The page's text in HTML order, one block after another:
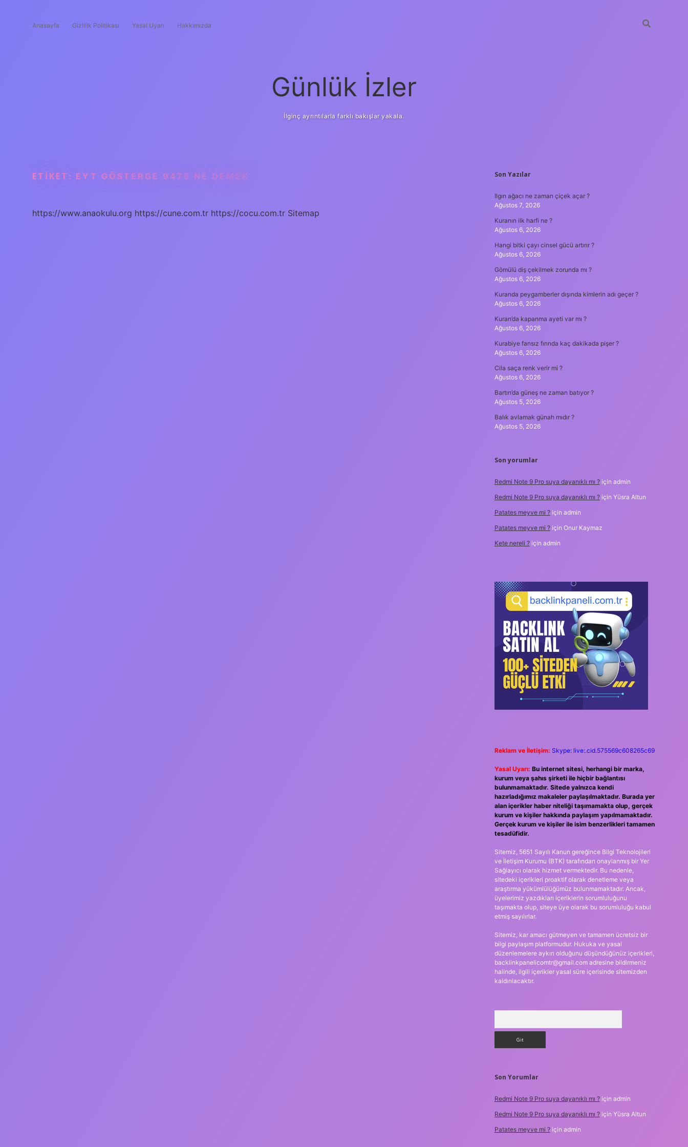
Anasayfa Gizlilik Politikası Yasal Uyarı Hakkımızda
Günlük İzler
İlginç ayrıntılarla farklı bakışlar yakala.
ETIKET: EYT GÖSTERGE 9475 NE DEMEK
https://www.anaokulu.org https://cune.com.tr https://cocu.com.tr Sitemap
SIDEBAR
Son Yazılar
Ilgın ağacı ne zaman çiçek açar ?
Ağustos 7, 2026
Kuranın ilk harfi ne ?
Ağustos 6, 2026
Hangi bitki çayı cinsel gücü artırır ?
Ağustos 6, 2026
Gömülü diş çekilmek zorunda mı ?
Ağustos 6, 2026
Kuranda peygamberler dışında kimlerin adı geçer ?
Ağustos 6, 2026
Kuran’da kapanma ayeti var mı ?
Ağustos 6, 2026
Kurabiye fansız fırında kaç dakikada pişer ?
Ağustos 6, 2026
Cila saça renk verir mi ?
Ağustos 6, 2026
Bartın’da güneş ne zaman batıyor ?
Ağustos 5, 2026
Balık avlamak günah mıdır ?
Ağustos 5, 2026
Son yorumlar
Redmi Note 9 Pro suya dayanıklı mı ?için admin
Redmi Note 9 Pro suya dayanıklı mı ?için Yüsra Altun
Patates meyve mi ?için admin
Patates meyve mi ?için Onur Kaymaz
Kete nereli ?için admin
Reklam ve İletişim: Skype: live:.cid.575569c608265c69
Yasal Uyarı: Bu internet sitesi, herhangi bir marka,
kurum veya şahıs şirketi ile hiçbir bağlantısı
bulunmamaktadır. Sitede yalnızca kendi
hazırladığımız makaleler paylaşılmaktadır. Burada yer
alan içerikler haber niteliği taşımamakta olup, gerçek
kurum ve kişiler hakkında paylaşım yapılmamaktadır.
Gerçek kurum ve kişiler ile isim benzerlikleri tamamen
tesadüfidir.
Sitemiz, 5651 Sayılı Kanun gereğince Bilgi Teknolojileri
ve İletişim Kurumu (BTK) tarafından onaylanmış bir Yer
Sağlayıcı olarak hizmet vermektedir. Bu nedenle,
sitedeki içerikleri proaktif olarak denetleme veya
araştırma yükümlülüğümüz bulunmamaktadır. Ancak,
üyelerimiz yazdıkları içeriklerin sorumluluğunu
taşımakta olup, siteye üye olarak bu sorumluluğu kabul
etmiş sayılırlar.
Sitemiz, kar amacı gütmeyen ve tamamen ücretsiz bir
bilgi paylaşım platformudur. Hukuka ve yasal
düzenlemelere aykırı olduğunu düşündüğünüz içerikleri,
backlinkpanelicomtr@gmail.comadresine bildirmeniz
halinde, ilgili içerikler yasal süre içerisinde sitemizden
kaldırılacaktır.
Son Yorumlar
Redmi Note 9 Pro suya dayanıklı mı ?için admin
Redmi Note 9 Pro suya dayanıklı mı ?için Yüsra Altun
Patates meyve mi ?için admin